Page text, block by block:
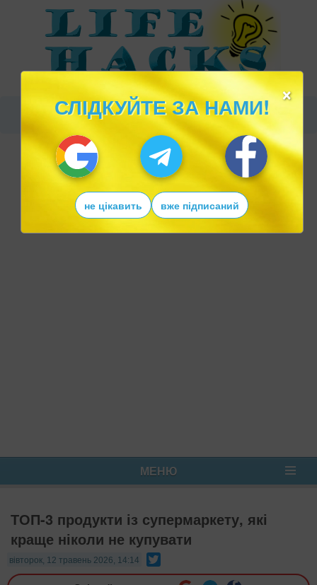
МЕНЮ
ТОП-3 продукти із супермаркету, які
краще ніколи не купувати
вівторок, 12 травень 2026, 14:14
×
СЛІДКУЙТЕ ЗА НАМИ!
не цікавить вже підписаний